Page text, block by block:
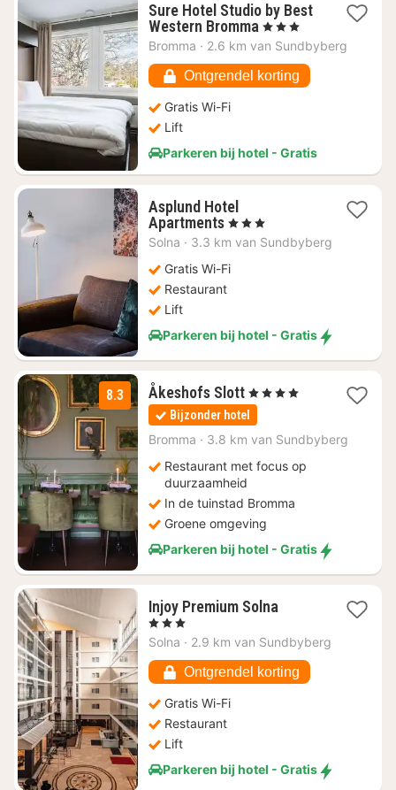
Sure Hotel Studio by Best
Western Bromma 1
nacht
€
46,62
, 3 Sterren
Bromma · 2.6 km van Sundbyberg
Ontgrendel korting
Gratis Wi-Fi
Lift
Parkeren bij hotel - Gratis
Asplund Hotel
Apartments1
nacht
€
57
, 3 Sterren
Solna · 3.3 km van Sundbyberg
Gratis Wi-Fi
Restaurant
Lift
Parkeren bij hotel - Gratis
8.3 Åkeshofs Slott1
nacht
vanaf
€
, 4 Sterren
Bijzonder hotel
Bromma · 3.8 km van Sundbyberg
Restaurant met focus op
duurzaamheid
In de tuinstad Bromma
Groene omgeving
Parkeren bij hotel - Gratis
Injoy Premium Solna1
vanaf
55,90
, 3 Sterren
Solna · 2.9 km van Sundbyberg
Ontgrendel korting
Gratis Wi-Fi
Restaurant
Lift
Parkeren bij hotel - Gratis